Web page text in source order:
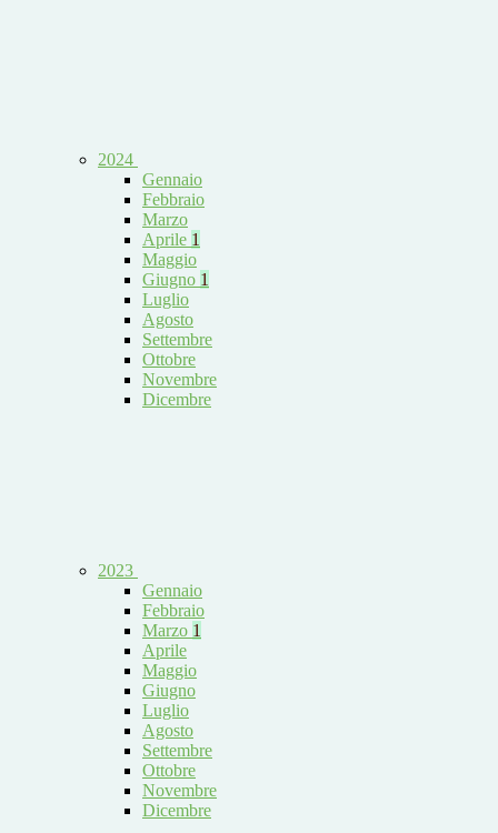
2024
Gennaio
Febbraio
Marzo
Aprile 1
Maggio
Giugno 1
Luglio
Agosto
Settembre
Ottobre
Novembre
Dicembre
2023
Gennaio
Febbraio
Marzo 1
Aprile
Maggio
Giugno
Luglio
Agosto
Settembre
Ottobre
Novembre
Dicembre